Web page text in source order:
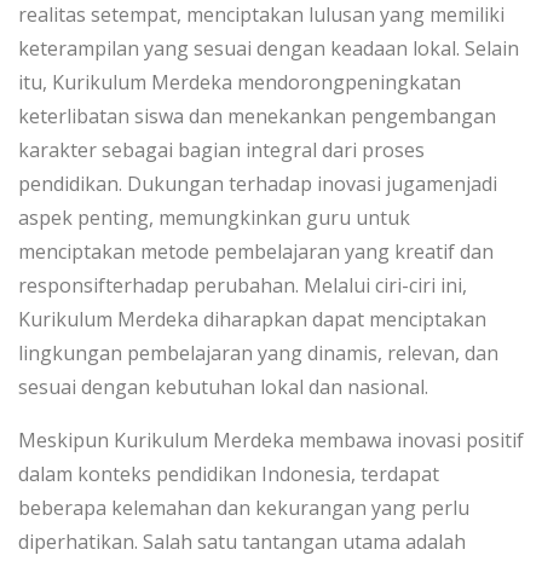
realitas setempat, menciptakan lulusan yang memiliki
keterampilan yang sesuai dengan keadaan lokal. Selain
itu, Kurikulum Merdeka mendorongpeningkatan
keterlibatan siswa dan menekankan pengembangan
karakter sebagai bagian integral dari proses
pendidikan. Dukungan terhadap inovasi jugamenjadi
aspek penting, memungkinkan guru untuk
menciptakan metode pembelajaran yang kreatif dan
responsifterhadap perubahan. Melalui ciri-ciri ini,
Kurikulum Merdeka diharapkan dapat menciptakan
lingkungan pembelajaran yang dinamis, relevan, dan
sesuai dengan kebutuhan lokal dan nasional.
Meskipun Kurikulum Merdeka membawa inovasi positif
dalam konteks pendidikan Indonesia, terdapat
beberapa kelemahan dan kekurangan yang perlu
diperhatikan. Salah satu tantangan utama adalah